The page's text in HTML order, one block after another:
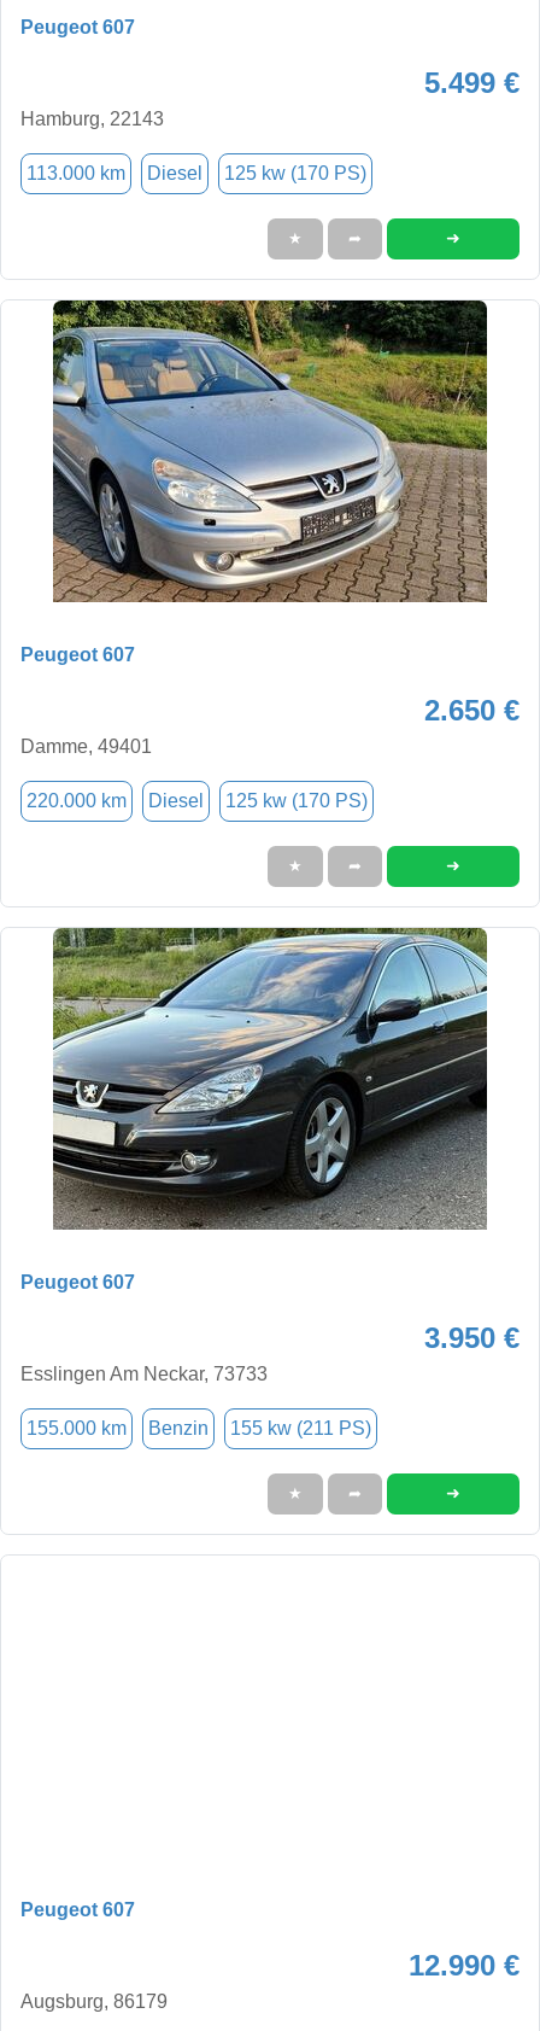
Peugeot 607
5.499 €
Hamburg, 22143
113.000 km Diesel 125 kw (170 PS)
★ ➦ ➜
Peugeot 607
2.650 €
Damme, 49401
220.000 km Diesel 125 kw (170 PS)
★ ➦ ➜
Peugeot 607
3.950 €
Esslingen Am Neckar, 73733
155.000 km Benzin 155 kw (211 PS)
★ ➦ ➜
Peugeot 607
12.990 €
Augsburg, 86179